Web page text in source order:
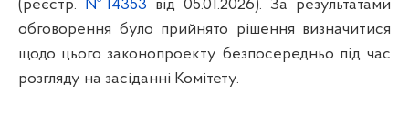
(реєстр.
№14353 від 05.01.2026). За результатами
обговорення було прийнято рішення визначитися
щодо цього законопроекту безпосередньо під час
розгляду на засіданні Комітету.